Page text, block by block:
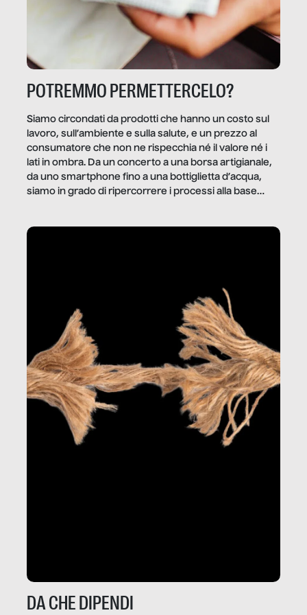
POTREMMO PERMETTERCELO?
Siamo circondati da prodotti che hanno un costo sul
lavoro, sull’ambiente e sulla salute, e un prezzo al
consumatore che non ne rispecchia né il valore né i
lati in ombra. Da un concerto a una borsa artigianale,
da uno smartphone fino a una bottiglietta d’acqua,
siamo in grado di ripercorrere i processi alla base
dietro gli oggetti e i servizi che fanno la nostra vita
DA CHE DIPENDI